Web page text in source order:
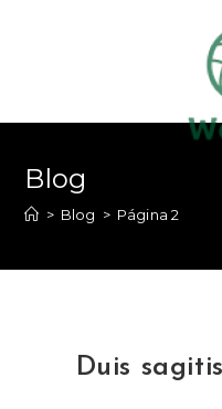
Blog
> Blog > Página 2
Duis